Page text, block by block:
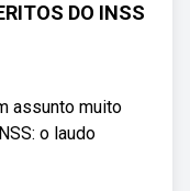
DO INSS
assunto muito
o laudo